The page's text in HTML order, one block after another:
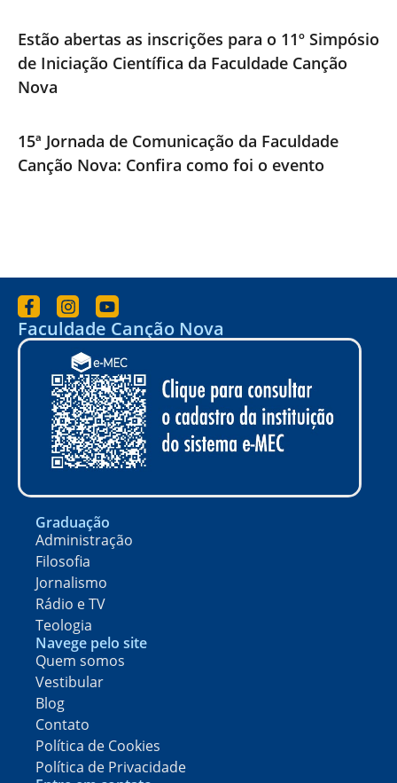
Estão abertas as inscrições para o 11º Simpósio
de Iniciação Científica da Faculdade Canção
Nova
15ª Jornada de Comunicação da Faculdade
Canção Nova: Confira como foi o evento
Faculdade Canção Nova
Graduação
Administração
Filosofia
Jornalismo
Rádio e TV
Teologia
Navege pelo site
Quem somos
Vestibular
Blog
Contato
Política de Cookies
Política de Privacidade